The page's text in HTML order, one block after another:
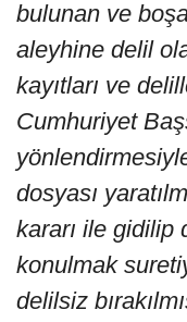
bulunan ve
aleyhine delil
kayıtları ve
Cumhuriyet
dosyası
kararı ile gidilip
konulmak
delilsiz